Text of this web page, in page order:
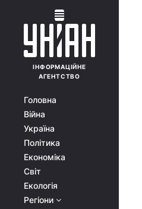
ІНФОРМАЦІЙНЕ
АГЕНТСТВО
Головна
Війна
Україна
Політика
Економіка
Світ
Екологія
Регіони